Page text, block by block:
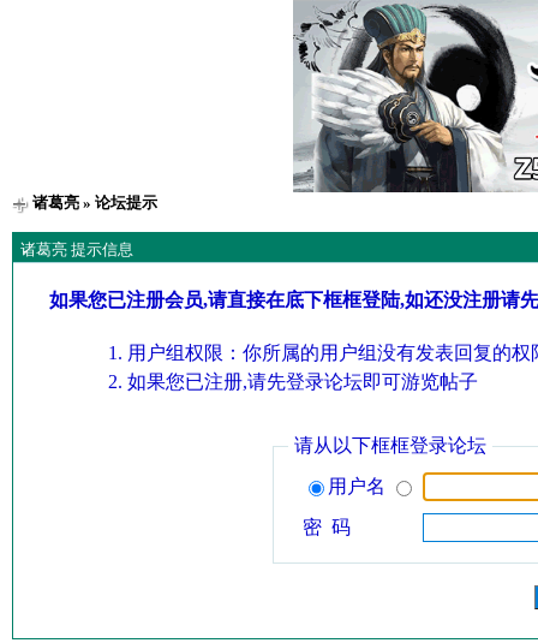
诸葛亮» 论坛提示
诸葛亮 提示信息
如果您已注册会员,请直接在底下框框登陆,如还没注册请
用户组权限：你所属的用户组没有发表回复的权
如果您已注册,请先登录论坛即可游览帖子
请从以下框框登录论坛
用户名
密 码